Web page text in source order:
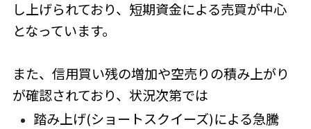
し上げられており、短期資金による売買が中心
となっています。
また、信用買い残の増加や空売りの積み上がり
が確認されており、状況次第では
踏み上げ(ショートスクイーズ)による急騰